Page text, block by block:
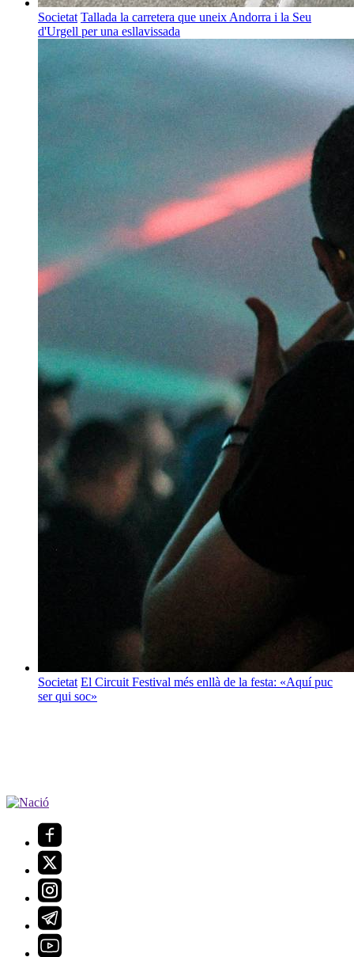
Societat Tallada la carretera que uneix Andorra i la Seu
d'Urgell per una esllavissada
Societat El Circuit Festival més enllà de la festa: «Aquí puc
ser qui soc»